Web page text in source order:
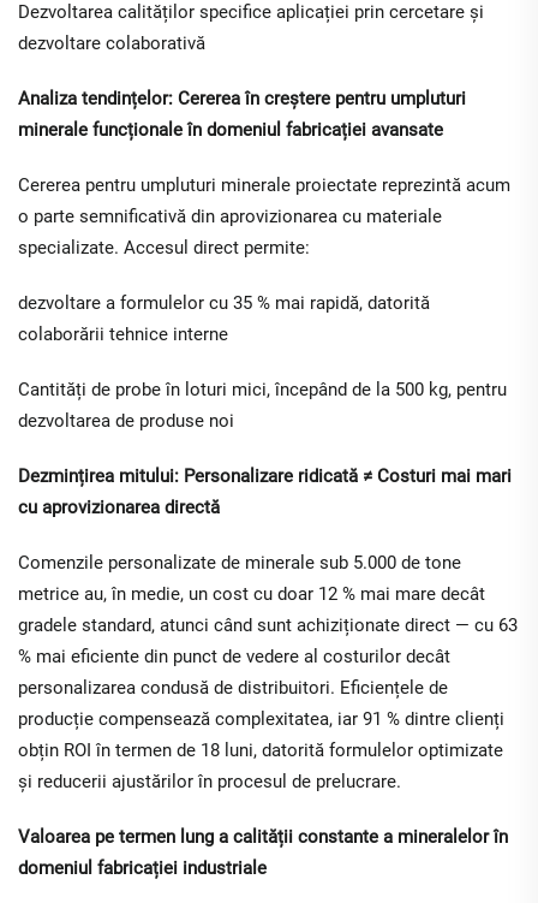
Dezvoltarea calităților specifice aplicației prin cercetare și
dezvoltare colaborativă
Analiza tendințelor: Cererea în creștere pentru umpluturi
minerale funcționale în domeniul fabricației avansate
Cererea pentru umpluturi minerale proiectate reprezintă acum
o parte semnificativă din aprovizionarea cu materiale
specializate. Accesul direct permite:
dezvoltare a formulelor cu 35 % mai rapidă, datorită
colaborării tehnice interne
Cantități de probe în loturi mici, începând de la 500 kg, pentru
dezvoltarea de produse noi
Dezmințirea mitului: Personalizare ridicată ≠ Costuri mai mari
cu aprovizionarea directă
Comenzile personalizate de minerale sub 5.000 de tone
metrice au, în medie, un cost cu doar 12 % mai mare decât
gradele standard, atunci când sunt achiziționate direct — cu 63
% mai eficiente din punct de vedere al costurilor decât
personalizarea condusă de distribuitori. Eficiențele de
producție compensează complexitatea, iar 91 % dintre clienți
obțin ROI în termen de 18 luni, datorită formulelor optimizate
și reducerii ajustărilor în procesul de prelucrare.
Valoarea pe termen lung a calității constante a mineralelor în
domeniul fabricației industriale